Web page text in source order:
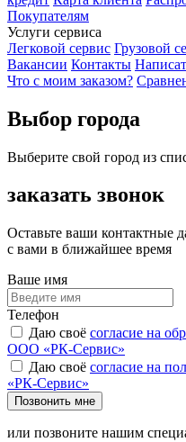
Покупателям
Услуги сервиса
Легковой сервис Грузовой
Вакансии Контакты
Что с моим заказом?
Выбор города
Выберите свой город из
заказать звонок
Оставьте ваши контактные
с вами в ближайшее время
Ваше имя
Телефон
Даю своё согласие на
ООО «РК-Сервис»
Даю своё согласие на
«РК-Сервис»
Позвонить мне
или позвоните нашим